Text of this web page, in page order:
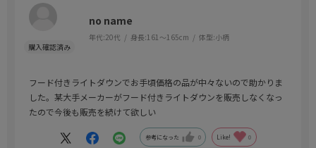
no name
年代:20代 身長:161～165cm 体型:小柄
フード付きライトダウンでお手頃価格の品が中々ないので助かりま
した。某大手メーカーがフード付きライトダウンを販売しなくなっ
たので今後も販売を続けて欲しい
参考になった 0 Like! 0